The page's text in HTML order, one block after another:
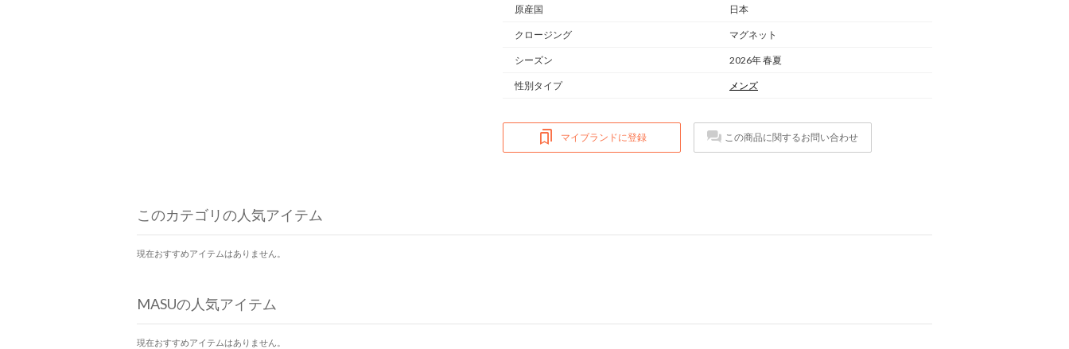
原産国 日本
クロージング マグネット
シーズン 2026年 春夏
性別タイプ メンズ
マイブランドに登録 この商品に関するお問い合わせ
このカテゴリの人気アイテム
現在おすすめアイテムはありません。
MASUの人気アイテム
現在おすすめアイテムはありません。